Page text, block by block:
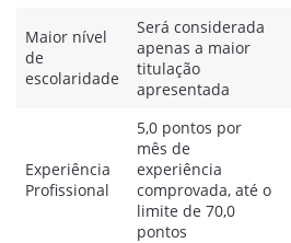
Maior nível
de
escolaridade
Será considerada
apenas a maior
titulação
apresentada
Experiência
Profissional
5,0 pontos por
mês de
experiência
comprovada, até o
limite de 70,0
pontos